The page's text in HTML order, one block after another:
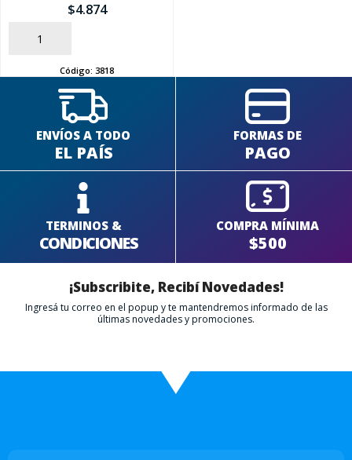
$4.874
AÑADIR
Código: 3818
ENVÍOS A TODO
EL PAÍS
FORMAS DE
PAGO
TERMINOS &
CONDICIONES
COMPRA MÍNIMA
$500
¡Subscribite, Recibí Novedades!
Ingresá tu correo en el popup y te mantendremos informado de las
últimas novedades y promociones.